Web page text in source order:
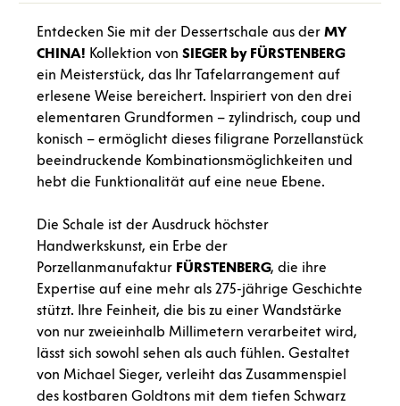
Entdecken Sie mit der Dessertschale aus der MY
CHINA! Kollektion von SIEGER by FÜRSTENBERG
ein Meisterstück, das Ihr Tafelarrangement auf
erlesene Weise bereichert. Inspiriert von den drei
elementaren Grundformen – zylindrisch, coup und
konisch – ermöglicht dieses filigrane Porzellanstück
beeindruckende Kombinationsmöglichkeiten und
hebt die Funktionalität auf eine neue Ebene.
Die Schale ist der Ausdruck höchster
Handwerkskunst, ein Erbe der
Porzellanmanufaktur FÜRSTENBERG, die ihre
Expertise auf eine mehr als 275-jährige Geschichte
stützt. Ihre Feinheit, die bis zu einer Wandstärke
von nur zweieinhalb Millimetern verarbeitet wird,
lässt sich sowohl sehen als auch fühlen. Gestaltet
von Michael Sieger, verleiht das Zusammenspiel
des kostbaren Goldtons mit dem tiefen Schwarz